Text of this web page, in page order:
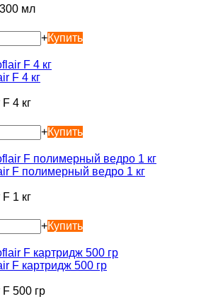
мл
+Купить
F 4 кг
4 кг
+Купить
F полимерный ведро 1 кг
1 кг
+Купить
F картридж 500 гр
500 гр